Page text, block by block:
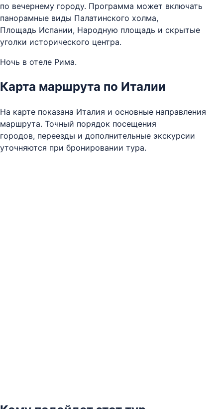
по вечернему городу. Программа может включать
панорамные виды Палатинского холма,
Площадь Испании, Народную площадь и скрытые
уголки исторического центра.
Ночь в отеле Рима.
Карта маршрута по Италии
На карте показана Италия и основные направления
маршрута. Точный порядок посещения
городов, переезды и дополнительные экскурсии
уточняются при бронировании тура.